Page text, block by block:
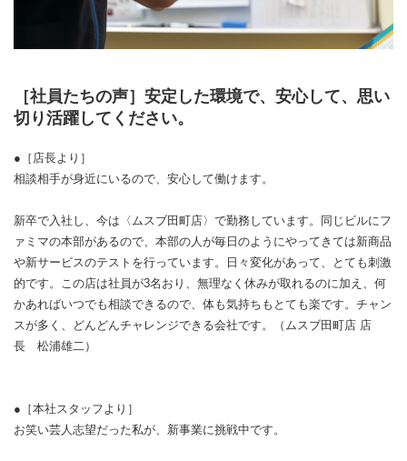
［社員たちの声］安定した環境で、安心して、思い
切り活躍してください。
●［店長より］
相談相手が身近にいるので、安心して働けます。
新卒で入社し、今は〈ムスブ田町店〉で勤務しています。同じビルにフ
ァミマの本部があるので、本部の人が毎日のようにやってきては新商品
や新サービスのテストを行っています。日々変化があって、とても刺激
的です。この店は社員が3名おり、無理なく休みが取れるのに加え、何
かあればいつでも相談できるので、体も気持ちもとても楽です。チャン
スが多く、どんどんチャレンジできる会社です。（ムスブ田町店 店
長 松浦雄二）
●［本社スタッフより］
お笑い芸人志望だった私が、新事業に挑戦中です。